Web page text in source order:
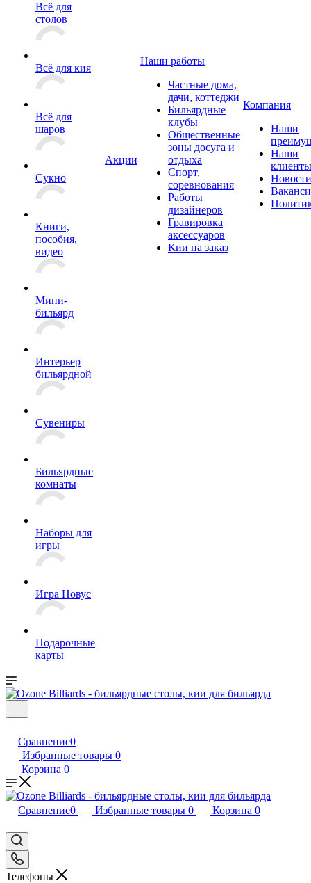
Всё для
столов
Всё для кия
Всё для
шаров
Сукно
Книги,
пособия,
видео
Мини-
бильярд
Интерьер
бильярдной
Сувениры
Бильярдные
комнаты
Наборы для
игры
Игра Новус
Подарочные
карты
Акции
Наши работы
Частные дома,
дачи, коттеджи
Бильярдные
клубы
Общественные
зоны досуга и
отдыха
Спорт,
соревнования
Работы
дизайнеров
Гравировка
аксессуаров
Кии на заказ
Компания
Наши
Наши
клиенты
Новости
Сравнение0
Избранные товары 0
Корзина 0
Сравнение0 Избранные товары 0 Корзина 0
Телефоны